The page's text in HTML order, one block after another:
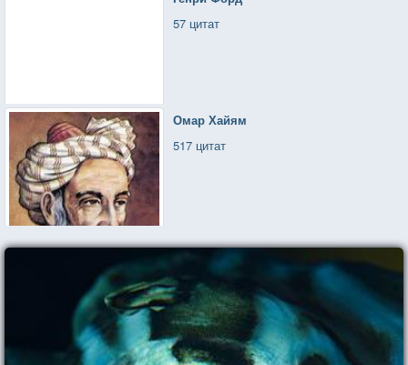
57 цитат
Омар Хайям
517 цитат